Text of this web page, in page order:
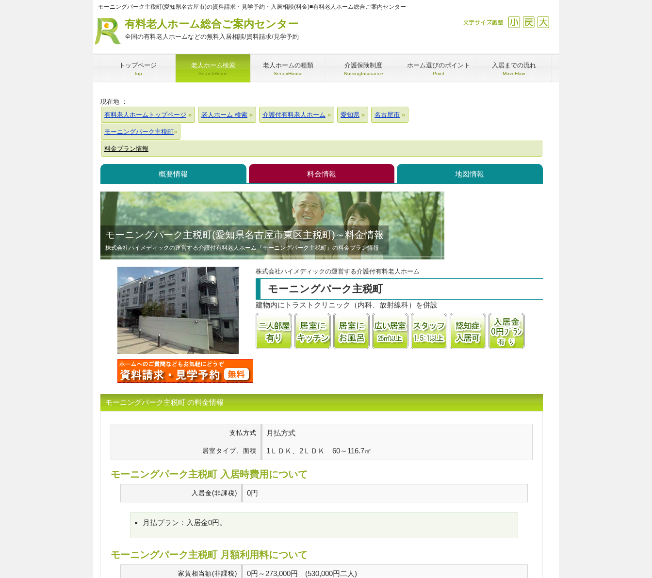
モーニングパーク主税町(愛知県名古屋市)の資料請求・見学予約・入居相談(料金)■有料老人ホーム総合ご案内センター
有料老人ホーム総合ご案内センター
全国の有料老人ホームなどの無料入居相談/資料請求/見学予約
戻す
縮小
文字サイズ調整
トップページ
Top
老人ホーム検索
SearchHome
老人ホームの種類
SenoirHouse
介護保険制度
NursingInsurance
ホーム選びのポイント
Point
入居までの流れ
MoveFlow
現在地 ：
有料老人ホームトップページ
老人ホーム 検索 介護付有料老人ホーム 愛知県 名古屋市
モーニングパーク主税町
料金プラン情報
概要情報 料金情報 地図情報
モーニングパーク主税町(愛知県名古屋市東区主税町)～料金情報
株式会社ハイメディックの運営する介護付有料老人ホーム『モーニングパーク主税町』の料金プラン情報
株式会社ハイメディックの運営する介護付有料老人ホーム
モーニングパーク主税町
建物内にトラストクリニック（内科、放射線科）を併設
二人部屋あり居室にキッチンあり居室に風呂あり居室25㎡以上1.5:1以上の手厚いスタッフ体制
認知症受け入れ可
モーニングパーク主税町 の料金情報
支払方式 月払方式
居室タイプ、面積 1ＬＤＫ、2ＬＤＫ 60～116.7㎡
モーニングパーク主税町 入居時費用について
入居金(非課税) 0円
月払プラン：入居金0円。
モーニングパーク主税町 月額利用料について
家賃相当額(非課税) 0円～273,000円 (530,000円二人)